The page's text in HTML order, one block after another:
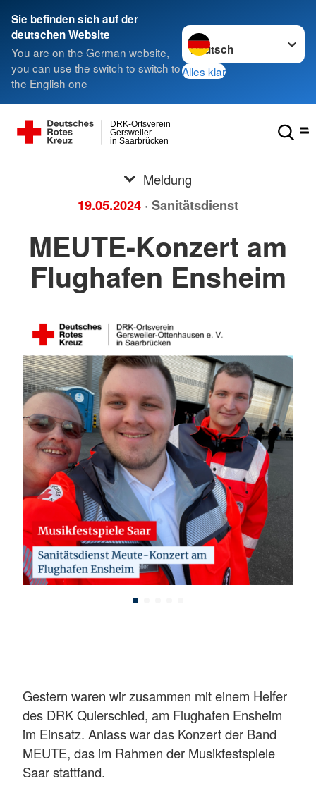
Sie befinden sich auf der
deutschen Website
You are on the German website,
you can use the switch to switch to
the English one
Sprache wechseln zu
Alles klar
in Saarbrücken
Gersweiler
DRK-Ortsverein
Meldung
19.05.2024 · Sanitätsdienst
MEUTE-Konzert am
Flughafen Ensheim
Gestern waren wir zusammen mit einem Helfer
des DRK Quierschied, am Flughafen Ensheim
im Einsatz. Anlass war das Konzert der Band
MEUTE, das im Rahmen der Musikfestspiele
Saar stattfand.